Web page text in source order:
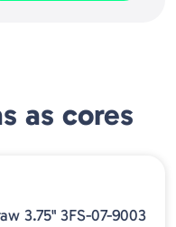
as cores
3.75" 3FS-07-9003